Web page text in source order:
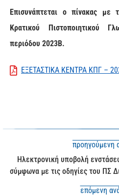
Επισυνάπτεται ο πίνακας με
Κρατικού Πιστοποιητικού
περιόδου 2023Β.
ΕΞΕΤΑΣΤΙΚΑ ΚΕΝΤΡΑ ΚΠΓ –
προηγούμενη
Ηλεκτρονική υποβολή
σύμφωνα με τις οδηγίες του ΠΣ
επόμενη